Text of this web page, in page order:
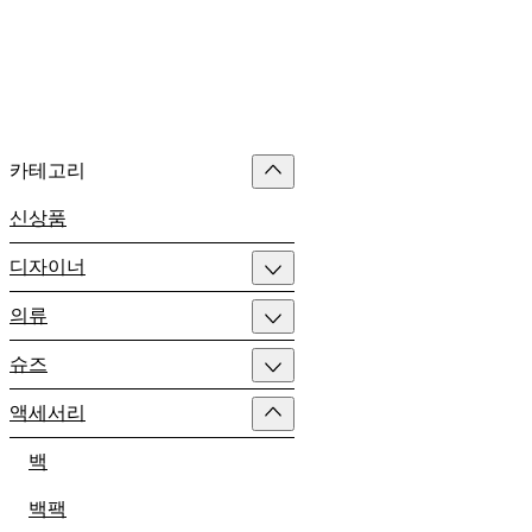
카테고리
신상품
디자이너
의류
슈즈
액세서리
백
백팩